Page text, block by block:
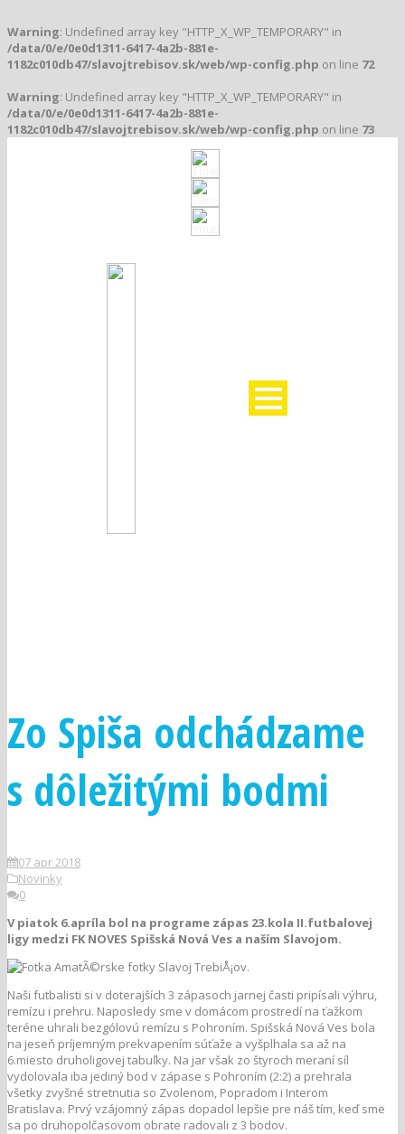
Warning: Undefined array key "HTTP_X_WP_TEMPORARY" in
/data/0/e/0e0d1311-6417-4a2b-881e-
1182c010db47/slavojtrebisov.sk/web/wp-config.php on line 72
Warning: Undefined array key "HTTP_X_WP_TEMPORARY" in
/data/0/e/0e0d1311-6417-4a2b-881e-
1182c010db47/slavojtrebisov.sk/web/wp-config.php on line 73
Klub založený v roku 1912
Zo Spiša odchádzame
s dôležitými bodmi
07 apr 2018
Novinky
0
V piatok 6.apríla bol na programe zápas 23.kola II.futbalovej
ligy medzi FK NOVES Spišská Nová Ves a naším Slavojom.
Naši futbalisti si v doterajších 3 zápasoch jarnej časti pripísali výhru,
remízu i prehru. Naposledy sme v domácom prostredí na ťažkom
teréne uhrali bezgólovú remízu s Pohroním. Spišská Nová Ves bola
na jeseň príjemným prekvapením súťaže a vyšplhala sa až na
6.miesto druholigovej tabuľky. Na jar však zo štyroch meraní síl
vydolovala iba jediný bod v zápase s Pohroním (2:2) a prehrala
všetky zvyšné stretnutia so Zvolenom, Popradom i Interom
Bratislava. Prvý vzájomný zápas dopadol lepšie pre náš tím, keď sme
sa po druhopolčasovom obrate radovali z 3 bodov.